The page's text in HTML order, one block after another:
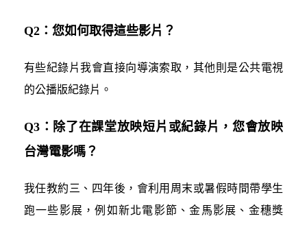
Q2：您如何取得這些影片？
有些紀錄片我會直接向導演索取，其他則是公共電視
的公播版紀錄片。
Q3：除了在課堂放映短片或紀錄片，您會放映
台灣電影嗎？
我任教約三、四年後，會利用周末或暑假時間帶學生
跑一些影展，例如新北電影節、金馬影展、金穗獎